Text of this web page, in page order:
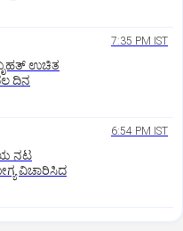
7:35 PM IST
ಬೃಹತ್ ಉಚಿತ
ದಿನ
6:54 PM IST
ನಟ
ವಿಚಾರಿಸಿದ